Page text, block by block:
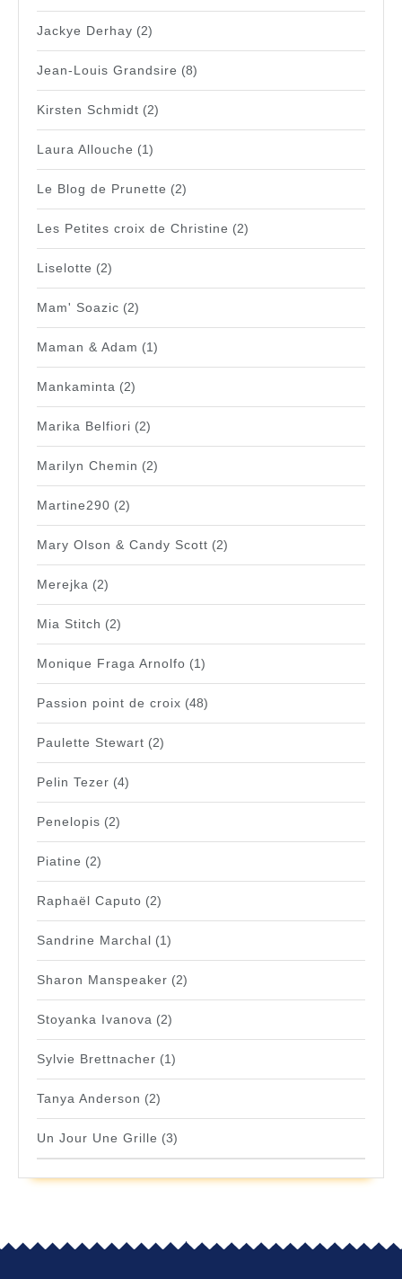
Jackye Derhay (2)
Jean-Louis Grandsire (8)
Kirsten Schmidt (2)
Laura Allouche (1)
Le Blog de Prunette (2)
Les Petites croix de Christine (2)
Liselotte (2)
Mam' Soazic (2)
Maman & Adam (1)
Mankaminta (2)
Marika Belfiori (2)
Marilyn Chemin (2)
Martine290 (2)
Mary Olson & Candy Scott (2)
Merejka (2)
Mia Stitch (2)
Monique Fraga Arnolfo (1)
Passion point de croix (48)
Paulette Stewart (2)
Pelin Tezer (4)
Penelopis (2)
Piatine (2)
Raphaël Caputo (2)
Sandrine Marchal (1)
Sharon Manspeaker (2)
Stoyanka Ivanova (2)
Sylvie Brettnacher (1)
Tanya Anderson (2)
Un Jour Une Grille (3)